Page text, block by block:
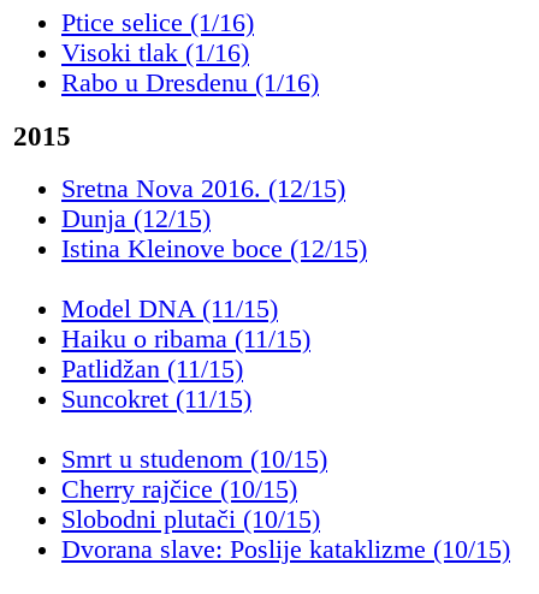
Ptice selice (1/16)
Visoki tlak (1/16)
Rabo u Dresdenu (1/16)
2015
Sretna Nova 2016. (12/15)
Dunja (12/15)
Istina Kleinove boce (12/15)
Model DNA (11/15)
Haiku o ribama (11/15)
Patlidžan (11/15)
Suncokret (11/15)
Smrt u studenom (10/15)
Cherry rajčice (10/15)
Slobodni plutači (10/15)
Dvorana slave: Poslije kataklizme (10/15)